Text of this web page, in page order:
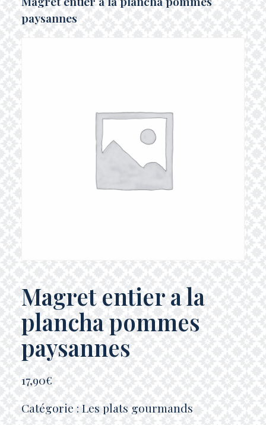
paysannes
Magret entier a la
plancha pommes
paysannes
17,90€
Catégorie : Les plats gourmands